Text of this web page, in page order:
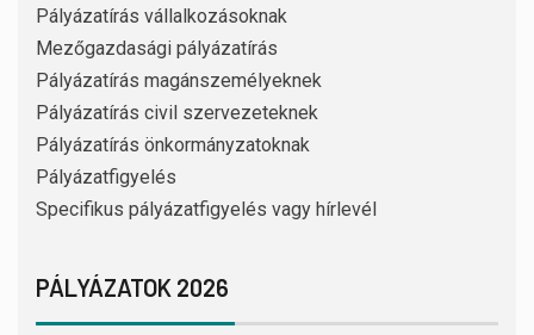
Pályázatírás vállalkozásoknak
Mezőgazdasági pályázatírás
Pályázatírás magánszemélyeknek
Pályázatírás civil szervezeteknek
Pályázatírás önkormányzatoknak
Pályázatfigyelés
Specifikus pályázatfigyelés vagy hírlevél
PÁLYÁZATOK 2026